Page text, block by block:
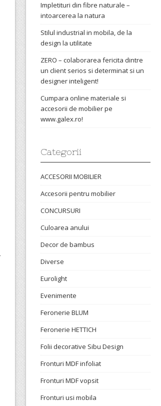
Impletituri din fibre naturale –
intoarcerea la natura
Stilul industrial in mobila, de la
design la utilitate
ZERO – colaborarea fericita dintre
un client serios si determinat si un
designer inteligent!
Cumpara online materiale si
accesorii de mobilier pe
www.galex.ro!
Categorii
ACCESORII MOBILIER
Accesorii pentru mobilier
CONCURSURI
Culoarea anului
Decor de bambus
Diverse
Eurolight
Evenimente
Feronerie BLUM
Feronerie HETTICH
Folii decorative Sibu Design
Fronturi MDF infoliat
Fronturi MDF vopsit
Fronturi usi mobila